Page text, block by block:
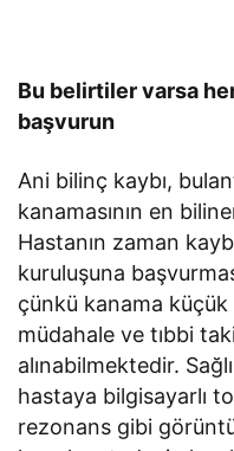
Bu belirtiler varsa
başvurun
Ani bilinç kaybı,
kanamasının en
Hastanın zaman
kuruluşuna
çünkü kanama küçük
müdahale ve tıbbi
alınabilmektedir.
hastaya bilgisayarlı
rezonans gibi